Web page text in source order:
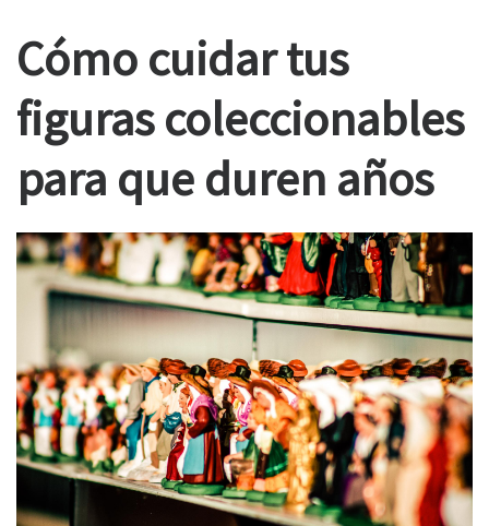
Cómo cuidar tus
figuras coleccionables
para que duren años